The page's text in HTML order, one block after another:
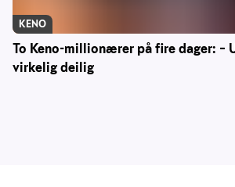
To Keno-millionærer på fire dager: –
virkelig deilig
KENO